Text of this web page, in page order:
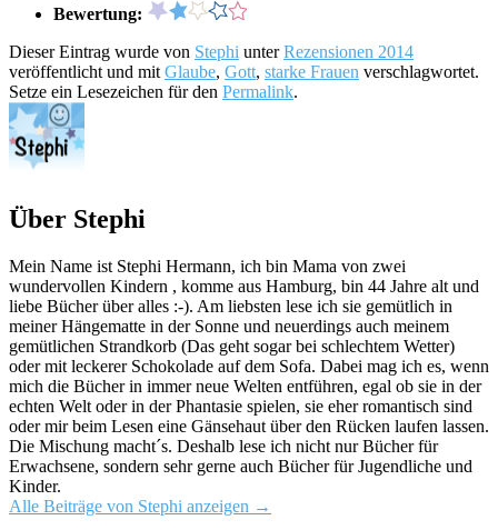
Bewertung:
Dieser Eintrag wurde von Stephi unterRezensionen 2014
veröffentlicht und mit Glaube, Gott, starke Frauen verschlagwortet.
Setze ein Lesezeichen für den Permalink.
Über Stephi
Mein Name ist Stephi Hermann, ich bin Mama von zwei
wundervollen Kindern , komme aus Hamburg, bin 44 Jahre alt und
liebe Bücher über alles :-). Am liebsten lese ich sie gemütlich in
meiner Hängematte in der Sonne und neuerdings auch meinem
gemütlichen Strandkorb (Das geht sogar bei schlechtem Wetter)
oder mit leckerer Schokolade auf dem Sofa. Dabei mag ich es, wenn
mich die Bücher in immer neue Welten entführen, egal ob sie in der
echten Welt oder in der Phantasie spielen, sie eher romantisch sind
oder mir beim Lesen eine Gänsehaut über den Rücken laufen lassen.
Die Mischung macht´s. Deshalb lese ich nicht nur Bücher für
Erwachsene, sondern sehr gerne auch Bücher für Jugendliche und
Kinder.
Alle Beiträge von Stephi anzeigen →